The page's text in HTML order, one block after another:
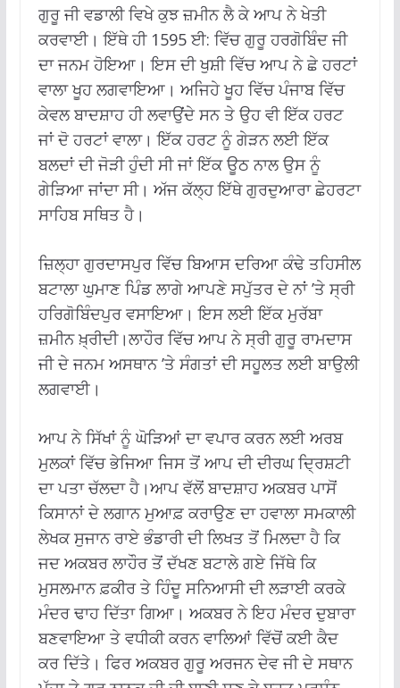
ਗੁਰੂ ਜੀ ਵਡਾਲੀ ਵਿਖੇ ਕੁਝ ਜ਼ਮੀਨ ਲੈ ਕੇ ਆਪ ਨੇ ਖੇਤੀ
ਕਰਵਾਈ। ਇੱਥੇ ਹੀ 1595 ਈ: ਵਿੱਚ ਗੁਰੂ ਹਰਗੋਬਿੰਦ ਜੀ
ਦਾ ਜਨਮ ਹੋਇਆ। ਇਸ ਦੀ ਖੁਸ਼ੀ ਵਿੱਚ ਆਪ ਨੇ ਛੇ ਹਰਟਾਂ
ਵਾਲਾ ਖੂਹ ਲਗਵਾਇਆ। ਅਜਿਹੇ ਖੂਹ ਵਿੱਚ ਪੰਜਾਬ ਵਿੱਚ
ਕੇਵਲ ਬਾਦਸ਼ਾਹ ਹੀ ਲਵਾਉਂਦੇ ਸਨ ਤੇ ਉਹ ਵੀ ਇੱਕ ਹਰਟ
ਜਾਂ ਦੋ ਹਰਟਾਂ ਵਾਲਾ। ਇੱਕ ਹਰਟ ਨੂੰ ਗੇੜਨ ਲਈ ਇੱਕ
ਬਲਦਾਂ ਦੀ ਜੋੜੀ ਹੁੰਦੀ ਸੀ ਜਾਂ ਇੱਕ ਊਠ ਨਾਲ ਉਸ ਨੂੰ
ਗੇੜਿਆ ਜਾਂਦਾ ਸੀ। ਅੱਜ ਕੱਲ੍ਹ ਇੱਥੇ ਗੁਰਦੁਆਰਾ ਛੇਹਰਟਾ
ਸਾਹਿਬ ਸਥਿਤ ਹੈ।
ਜ਼ਿਲ੍ਹਾ ਗੁਰਦਾਸਪੁਰ ਵਿੱਚ ਬਿਆਸ ਦਰਿਆ ਕੰਢੇ ਤਹਿਸੀਲ
ਬਟਾਲਾ ਘੁਮਾਣ ਪਿੰਡ ਲਾਗੇ ਆਪਣੇ ਸਪੁੱਤਰ ਦੇ ਨਾਂ ’ਤੇ ਸ੍ਰੀ
ਹਰਿਗੋਬਿੰਦਪੁਰ ਵਸਾਇਆ। ਇਸ ਲਈ ਇੱਕ ਮੁਰੱਬਾ
ਜ਼ਮੀਨ ਖ਼੍ਰੀਦੀ।ਲਾਹੌਰ ਵਿੱਚ ਆਪ ਨੇ ਸ੍ਰੀ ਗੁਰੂ ਰਾਮਦਾਸ
ਜੀ ਦੇ ਜਨਮ ਅਸਥਾਨ ’ਤੇ ਸੰਗਤਾਂ ਦੀ ਸਹੂਲਤ ਲਈ ਬਾਉਲੀ
ਲਗਵਾਈ।
ਆਪ ਨੇ ਸਿੱਖਾਂ ਨੂੰ ਘੋੜਿਆਂ ਦਾ ਵਪਾਰ ਕਰਨ ਲਈ ਅਰਬ
ਮੁਲਕਾਂ ਵਿੱਚ ਭੇਜਿਆ ਜਿਸ ਤੋਂ ਆਪ ਦੀ ਦੀਰਘ ਦ੍ਰਿਸ਼ਟੀ
ਦਾ ਪਤਾ ਚੱਲਦਾ ਹੈ।ਆਪ ਵੱਲੋਂ ਬਾਦਸ਼ਾਹ ਅਕਬਰ ਪਾਸੋਂ
ਕਿਸਾਨਾਂ ਦੇ ਲਗਾਨ ਮੁਆਫ਼ ਕਰਾਉਣ ਦਾ ਹਵਾਲਾ ਸਮਕਾਲੀ
ਲੇਖਕ ਸੁਜਾਨ ਰਾਏ ਭੰਡਾਰੀ ਦੀ ਲਿਖਤ ਤੋਂ ਮਿਲਦਾ ਹੈ ਕਿ
ਜਦ ਅਕਬਰ ਲਾਹੌਰ ਤੋਂ ਦੱਖਣ ਬਟਾਲੇ ਗਏ ਜਿੱਥੇ ਕਿ
ਮੁਸਲਮਾਨ ਫ਼ਕੀਰ ਤੇ ਹਿੰਦੂ ਸਨਿਆਸੀ ਦੀ ਲੜਾਈ ਕਰਕੇ
ਮੰਦਰ ਢਾਹ ਦਿੱਤਾ ਗਿਆ। ਅਕਬਰ ਨੇ ਇਹ ਮੰਦਰ ਦੁਬਾਰਾ
ਬਣਵਾਇਆ ਤੇ ਵਧੀਕੀ ਕਰਨ ਵਾਲਿਆਂ ਵਿੱਚੋਂ ਕਈ ਕੈਦ
ਕਰ ਦਿੱਤੇ। ਫਿਰ ਅਕਬਰ ਗੁਰੂ ਅਰਜਨ ਦੇਵ ਜੀ ਦੇ ਸਥਾਨ